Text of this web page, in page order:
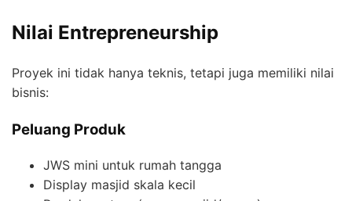
Nilai Entrepreneurship
Proyek ini tidak hanya teknis, tetapi juga memiliki nilai
bisnis:
Peluang Produk
JWS mini untuk rumah tangga
Display masjid skala kecil